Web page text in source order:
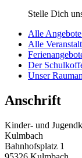
Stelle Dich
Alle
Alle
Der
Unser
Anschrift
Kinder- und
Kulmbach
Bahnhofsplatz 1